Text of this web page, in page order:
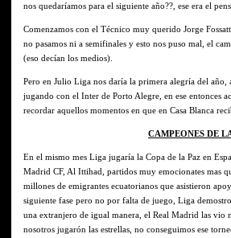
nos quedaríamos para el siguiente año??, ese era el
Comenzamos con el Técnico muy querido Jorge
no pasamos ni a semifinales y esto nos puso mal, el
(eso decían los medios).
Pero en Julio Liga nos daría la primera alegría del año,
jugando con el Inter de Porto Alegre, en ese entonces
recordar aquellos momentos en que en Casa Blanca
CAMPEONES DE
En el mismo mes Liga jugaría la Copa de la Paz en
Madrid CF, Al Ittihad, partidos muy emocionates mas
millones de emigrantes ecuatorianos que asistieron
siguiente fase pero no por falta de juego, Liga
una extranjero de igual manera, el Real Madrid las vio
nosotros jugarón las estrellas, no conseguimos ese